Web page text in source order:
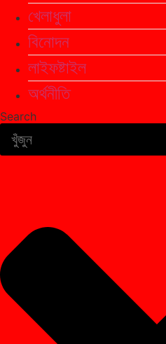
খেলাধুলা
বিনোদন
লাইফষ্টাইল
অর্থনীতি
Search